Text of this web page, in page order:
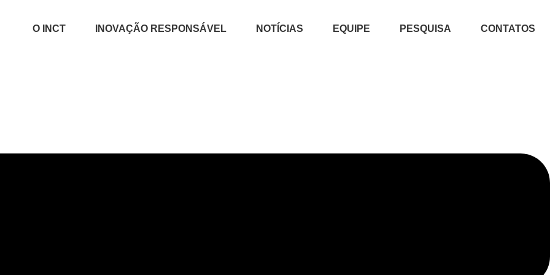
O INCT INOVAÇÃO RESPONSÁVEL NOTÍCIAS EQUIPE PESQUISA CONTATOS